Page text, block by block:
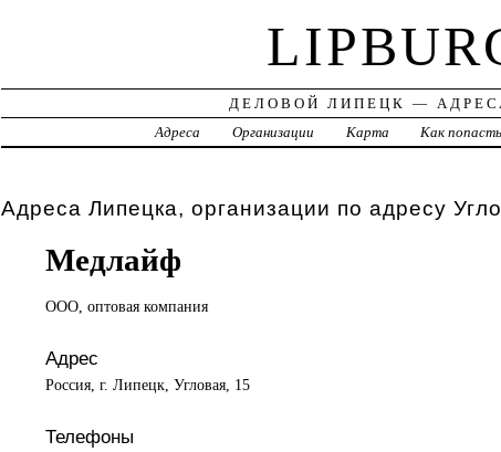
ДЕЛОВОЙ ЛИПЕЦК —
Адреса
Организации Карта Как
Адреса Липецка, организации по адресу
Медлайф
ООО, оптовая компания
Адрес
Россия, г. Липецк, Угловая, 15
Телефоны